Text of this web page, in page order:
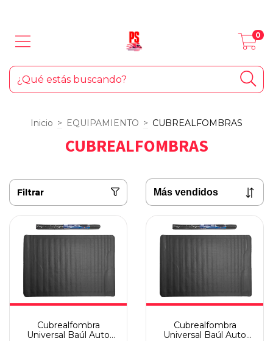
0
Inicio > EQUIPAMIENTO > CUBREALFOMBRAS
CUBREALFOMBRAS
Filtrar
Cubrealfombra
Universal Baúl Auto
Cubrealfombra
Universal Baúl Auto